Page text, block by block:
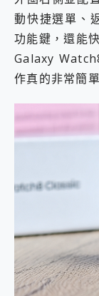
動快捷選單、
功能鍵，還能
Galaxy
作真的非常簡